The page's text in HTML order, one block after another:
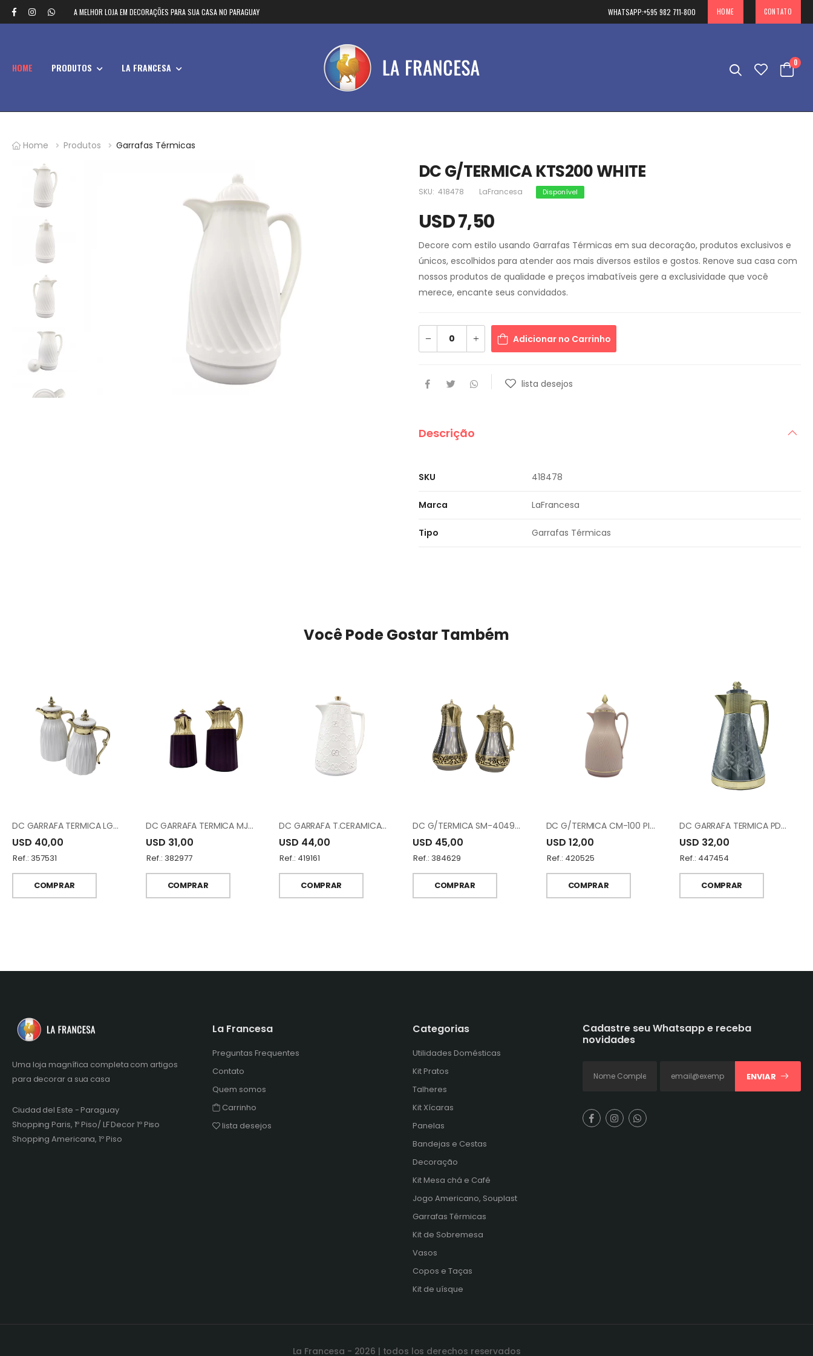
A MELHOR LOJA EM DECORAÇÕES PARA SUA CASA NO PARAGUAY WHATSAPP:+595 982 711-800 HOME CONTATO
HOME PRODUTOS LA FRANCESA 0
Home Produtos Garrafas Térmicas
DC G/TERMICA KTS200 WHITE
SKU: 418478 LaFrancesa Disponível
USD 7,50
Decore com estilo usando Garrafas Térmicas em sua decoração, produtos exclusivos e
únicos, escolhidos para atender aos mais diversos estilos e gostos. Renove sua casa com
nossos produtos de qualidade e preços imabatíveis gere a exclusividade que você
merece, encante seus convidados.
Adicionar no Carrinho
lista desejos
Descrição
SKU 418478
Marca LaFrancesa
Tipo Garrafas Térmicas
Você Pode Gostar Também
DC GARRAFA TERMICA LGP-0700/1000WC95
USD 40,00
Ref.: 357531
COMPRAR
DC GARRAFA TERMICA MJP-0700/1000Q288YC95
USD 31,00
Ref.: 382977
COMPRAR
DC GARRAFA T.CERAMICA RL16411N-G GG
USD 44,00
Ref.: 419161
COMPRAR
DC G/TERMICA SM-4049-070/100 CHROME GOLD
USD 45,00
Ref.: 384629
COMPRAR
DC G/TERMICA CM-100 PINK
USD 12,00
Ref.: 420525
COMPRAR
DC GARRAFA TERMICA PDC-1000 CC95-1164
USD 32,00
Ref.: 447454
COMPRAR
Uma loja magnífica completa com artigos
para decorar a sua casa
Ciudad del Este - Paraguay
Shopping Paris, 1º Piso/ LF Decor 1º Piso
Shopping Americana, 1º Piso
La Francesa
Preguntas Frequentes
Contato
Quem somos
Carrinho
lista desejos
Categorias
Utilidades Domésticas
Kit Pratos
Talheres
Kit Xícaras
Panelas
Bandejas e Cestas
Decoração
Kit Mesa chá e Café
Jogo Americano, Souplast
Garrafas Térmicas
Kit de Sobremesa
Vasos
Copos e Taças
Kit de uísque
Cadastre seu Whatsapp e receba
novidades
ENVIAR
La Francesa - 2026 | todos los derechos reservados